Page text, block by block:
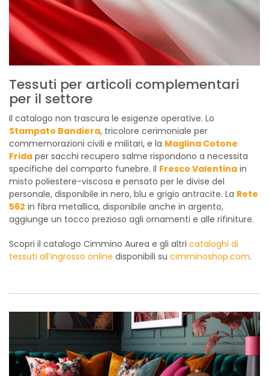
Tessuti per articoli complementari
per il settore
Il catalogo non trascura le esigenze operative. Lo
Stampato Bandiera, tricolore cerimoniale per
commemorazioni civili e militari, e la Maglina Cotone
Frida per sacchi recupero salme rispondono a necessita
specifiche del comparto funebre. Il Fresco Valentina in
misto poliestere-viscosa e pensato per le divise del
personale, disponibile in nero, blu e grigio antracite. La Rete
562 in fibra metallica, disponibile anche in argento,
aggiunge un tocco prezioso agli ornamenti e alle rifiniture.
Scopri il catalogo Cimmino Aurea e gli altri cataloghi di
tessuti all’ingrosso online disponibili su cimminoshop.com.